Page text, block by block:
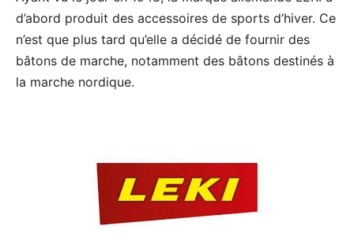
d’abord produit des accessoires de sports d’hiver. Ce
n’est que plus tard qu’elle a décidé de fournir des
bâtons de marche, notamment des bâtons destinés à
la marche nordique.